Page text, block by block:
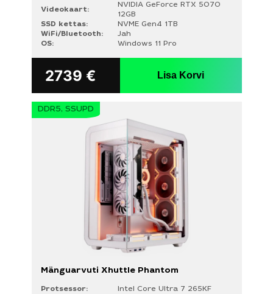
Videokaart:
NVIDIA GeForce RTX 5070
12GB
SSD kettas:
NVME Gen4 1TB
WiFi/Bluetooth:
Jah
OS:
Windows 11 Pro
2739 € Lisa Korvi
DDR5, SSUPD
Mänguarvuti Xhuttle Phantom
Protsessor:
Intel Core Ultra 7 265KF